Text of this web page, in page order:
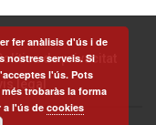
de privacitat
legal
fer anàlisis d'ús i de
nostres serveis. Si
l'ús. Pots
trobaràs la forma
a l'ús decookies